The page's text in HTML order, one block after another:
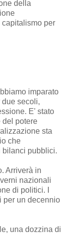
della
per
imparato
due secoli,
E' stato
del potere
sta
che
bilanci pubblici.
Arriverà in
nazionali
di politici. I
per un decennio
una dozzina di